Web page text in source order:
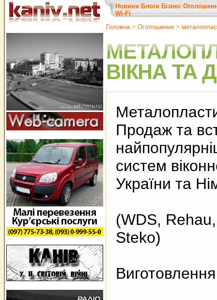
Новини Блоги Бізнес
Wi-Fi
Головна> Оголошення >
ВІКНА ТА
Продаж та
систем
України та
(WDS,
Steko)